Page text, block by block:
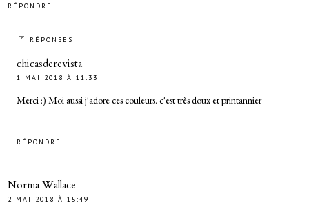
RÉPONDRE
RÉPONSES
chicasderevista
1 MAI 2018 À 11:33
Merci :) Moi aussi j'adore ces couleurs. c'est très doux et printannier
RÉPONDRE
Norma Wallace
2 MAI 2018 À 15:49